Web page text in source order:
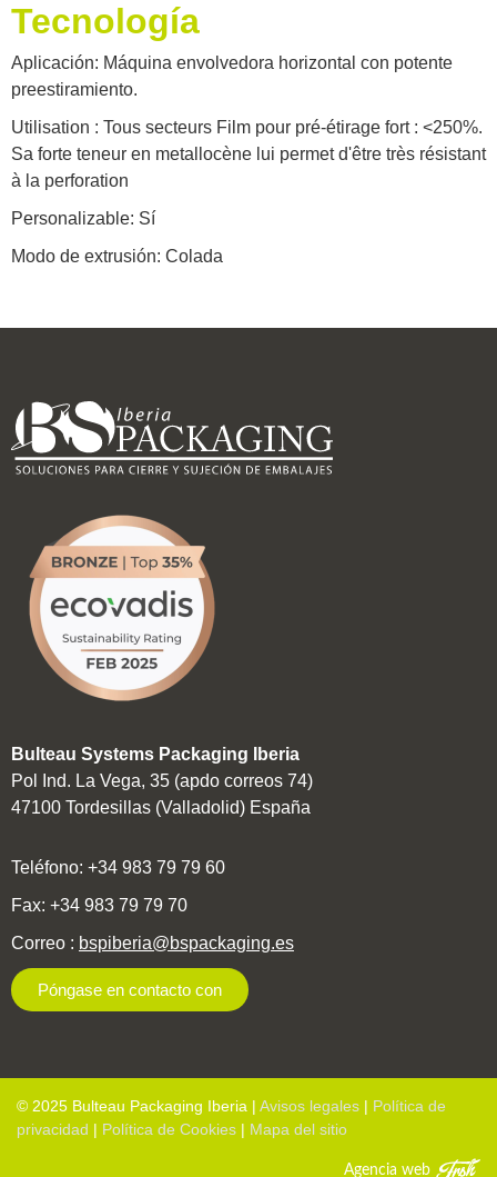
Tecnología
Aplicación: Máquina envolvedora horizontal con potente
preestiramiento.
Utilisation : Tous secteurs Film pour pré-étirage fort : <250%.
Sa forte teneur en metallocène lui permet d'être très résistant
à la perforation
Personalizable: Sí
Modo de extrusión: Colada
Bulteau Systems Packaging Iberia
Pol Ind. La Vega, 35 (apdo correos 74)
47100 Tordesillas (Valladolid) España
Teléfono: +34 983 79 79 60
Fax: +34 983 79 79 70
Correo : bspiberia@bspackaging.es
Póngase en contacto con
© 2025 Bulteau Packaging Iberia | Avisos legales | Política de
privacidad | Política de Cookies | Mapa del sitio
Agencia web